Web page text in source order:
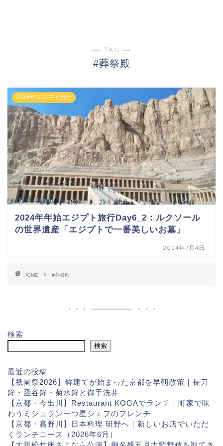
― TAG ―
#葬祭殿
2024年エジプト旅行
2024年年始エジプト旅行Day6_2：ルクソール
の世界遺産「エジプトで一番美しいお墓」
2024年7月4日
HOME #葬祭殿
検索
検索
最近の投稿
【祇園祭2026】鉾建てが始まった京都を早朝散策｜長刀
鉾・函谷鉾・菊水鉾と御手洗井
【京都・今出川】Restaurant KOGAでランチ｜町家で味
わうミシュラン一つ星シェフのフレンチ
【京都・高野川】日本料理 研野へ｜新しいお店でいただ
くランチコース（2026年6月）